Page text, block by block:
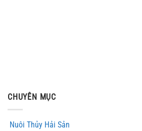
CHUYÊN MỤC
Nuôi Thủy Hải Sản